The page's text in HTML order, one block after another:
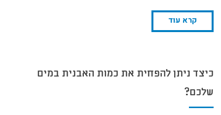
קרא עוד
כיצד ניתן להפחית את כמות האבנית במים
שלכם?